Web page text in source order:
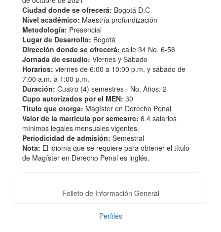
Ciudad donde se ofrecerá: Bogotá D.C
Nivel académico: Maestría profundización
Metodología: Presencial
Lugar de Desarrollo: Bogotá
Dirección donde se ofrecerá: calle 34 No. 6-56
Jornada de estudio: Viernes y Sábado
Horarios: viernes de 6:00 a 10:00 p.m. y sábado de
7:00 a.m. a 1:00 p.m.
Duración: Cuatro (4) semestres - No. Años: 2
Cupo autorizados por el MEN: 30
Título que otorga: Magíster en Derecho Penal
Valor de la matrícula por semestre: 6.4 salarios
mínimos legales mensuales vigentes.
Periodicidad de admisión: Semestral
Nota: El idioma que se requiere para obtener el título
de Magíster en Derecho Penal es inglés.
Folleto de Información General
Perfiles